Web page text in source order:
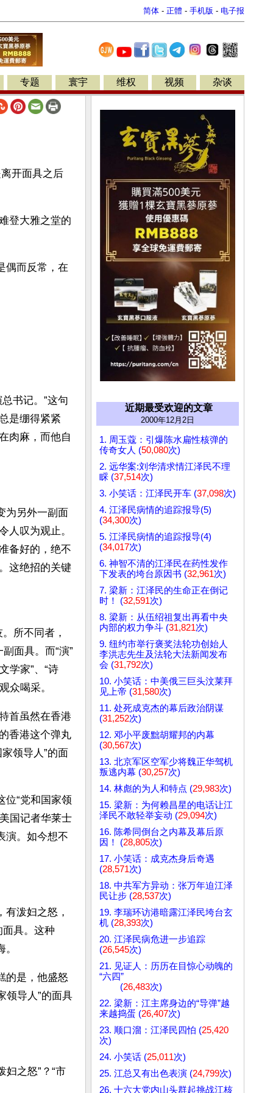
简体 - 正體 - 手机版 - 电子报
专题 寰宇 维权 视频 杂谈
开面具之后
登大雅之堂的
偶而反常，在
书记。”这句
是绷得紧紧
肉麻，而他自
为另外一副面
人叹为观止。
备好的，绝不
这绝招的关键
所不同者，
面具。而“演”
学家”、“诗
众喝采。
首虽然在香港
香港这个弹丸
领导人”的面
位“党和国家领
国记者华莱士
演。如今想不
泼妇之怒，
面具。这种
的是，他盛怒
领导人”的面具
妇之怒”？“市
近期最受欢迎的文章
2000年12月2日
1. 周玉蔻：引爆陈水扁性核弹的
传奇女人 (50,080次)
2. 远华案:刘华清求情江泽民不理
睬 (37,514次)
3. 小笑话：江泽民开车 (37,098次)
4. 江泽民病情的追踪报导(5)
(34,300次)
5. 江泽民病情的追踪报导(4)
(34,017次)
6. 神智不清的江泽民在药性发作
下发表的垮台原因书 (32,961次)
7. 梁新：江泽民的生命正在倒记
时！ (32,591次)
8. 梁新：从伍绍祖复出再看中央
内部的权力争斗 (31,821次)
9. 纽约市举行褒奖法轮功创始人
李洪志先生及法轮大法新闻发布
会 (31,792次)
10. 小笑话：中美俄三巨头汶莱拜
见上帝 (31,580次)
11. 处死成克杰的幕后政治阴谋
(31,252次)
12. 邓小平废黜胡耀邦的内幕
(30,567次)
13. 北京军区空军少将魏正华驾机
叛逃内幕 (30,257次)
14. 林彪的为人和特点 (29,983次)
15. 梁新：为何赖昌星的电话让江
泽民不敢轻举妄动 (29,094次)
16. 陈希同倒台之内幕及幕后原
因！ (28,805次)
17. 小笑话：成克杰身后奇遇
(28,571次)
18. 中共军方异动：张万年迫江泽
民让步 (28,537次)
19. 李瑞环访港暗露江泽民垮台玄
机 (28,393次)
20. 江泽民病危进一步追踪
(26,545次)
21. 见证人：历历在目惊心动魄的
“六四”
(26,483次)
22. 梁新：江主席身边的“导弹”越
来越捣蛋 (26,407次)
23. 顺口溜：江泽民四怕 (25,420
次)
24. 小笑话 (25,011次)
25. 江总又有出色表演 (24,799次)
26. 十六大党内山头群起挑战江核